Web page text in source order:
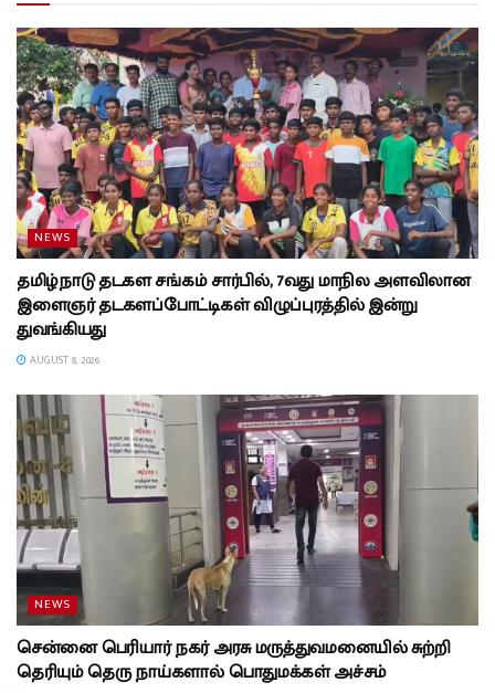
NEWS
தமிழ்நாடு தடகள சங்கம் சார்பில், 7வது மாநில அளவிலான
இளைஞர் தடகளப்போட்டிகள் விழுப்புரத்தில் இன்று
துவங்கியது
AUGUST 8, 2026
NEWS
சென்னை பெரியார் நகர் அரசு மருத்துவமனையில் சுற்றி
தெரியும் தெரு நாய்களால் பொதுமக்கள் அச்சம்